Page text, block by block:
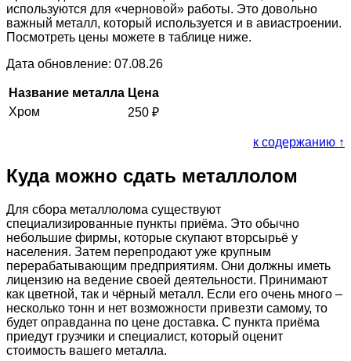
используются для «черновой» работы. Это довольно
важный металл, который используется и в авиастроении.
Посмотреть цены можете в таблице ниже.
Дата обновление: 07.08.26
Название металла Цена
Хром
250 ₽
к содержанию ↑
Куда можно сдать металлолом
Для сбора металлолома существуют
специализированные пункты приёма. Это обычно
небольшие фирмы, которые скупают вторсырьё у
населения. Затем перепродают уже крупным
перерабатывающим предприятиям. Они должны иметь
лицензию на ведение своей деятельности. Принимают
как цветной, так и чёрный металл. Если его очень много –
несколько тонн и нет возможности привезти самому, то
будет оправданна по цене доставка. С пункта приёма
приедут грузчики и специалист, который оценит
стоимость вашего металла.